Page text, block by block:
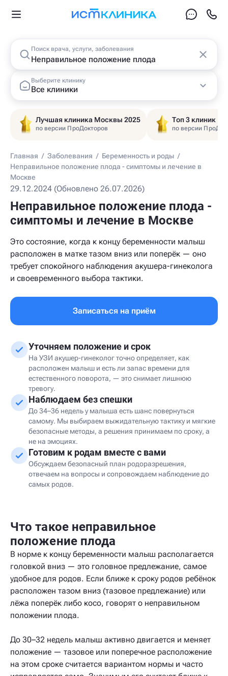
Поиск врача, услуги, заболевания
Выберите клинику
Все клиники
Лучшая клиника Москвы 2025
по версии ПроДокторов
Топ 3 клиник
по версии
Главная / Заболевания / Беременность и роды /
Неправильное положение плода - симптомы и лечение в
Москве
29.12.2024 (Обновлено 26.07.2026)
Неправильное положение плода -
симптомы и лечение в Москве
Это состояние, когда к концу беременности малыш
расположен в матке тазом вниз или поперёк — оно
требует спокойного наблюдения акушера-гинеколога
и своевременного выбора тактики.
Записаться на приём
Уточняем положение и срок
На УЗИ акушер-гинеколог точно определяет, как
расположен малыш и есть ли запас времени для
естественного поворота, — это снимает лишнюю
тревогу.
Наблюдаем без спешки
До 34–36 недель у малыша есть шанс повернуться
самому. Мы выбираем выжидательную тактику и мягкие
безопасные методы, а решения принимаем по сроку, а
не на эмоциях.
Готовим к родам вместе с вами
Обсуждаем безопасный план родоразрешения,
отвечаем на вопросы и сопровождаем наблюдение до
самых родов.
Что такое неправильное
положение плода
В норме к концу беременности малыш располагается
головкой вниз — это головное предлежание, самое
удобное для родов. Если ближе к сроку родов ребёнок
расположен тазом вниз (тазовое предлежание) или
лёжа поперёк либо косо, говорят о неправильном
положении плода.
До 30–32 недель малыш активно двигается и меняет
положение — тазовое или поперечное расположение
на этом сроке считается вариантом нормы и часто